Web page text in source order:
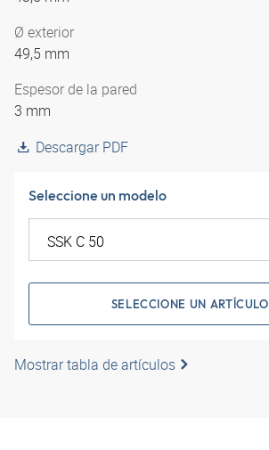
Ø exterior
49,5 mm
Espesor de la pared
3 mm
Descargar PDF
Seleccione un modelo
SELECCIONE UN ARTÍCULO
Mostrar tabla de artículos